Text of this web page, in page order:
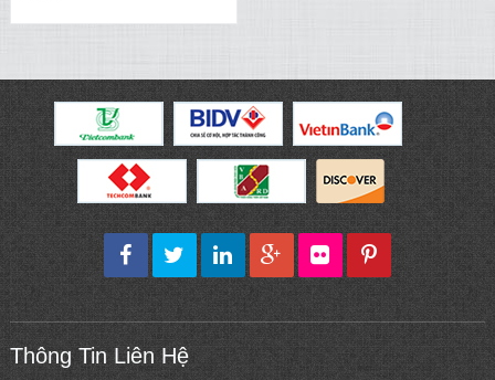
Thông Tin Liên Hệ